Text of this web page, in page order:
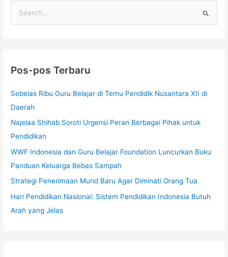
u
t
u
k
:
Pos-pos Terbaru
Sebelas Ribu Guru Belajar di Temu Pendidik Nusantara XII di
Daerah
Najelaa Shihab Soroti Urgensi Peran Berbagai Pihak untuk
Pendidikan
WWF Indonesia dan Guru Belajar Foundation Luncurkan Buku
Panduan Keluarga Bebas Sampah
Strategi Penerimaan Murid Baru Agar Diminati Orang Tua
Hari Pendidikan Nasional: Sistem Pendidikan Indonesia Butuh
Arah yang Jelas